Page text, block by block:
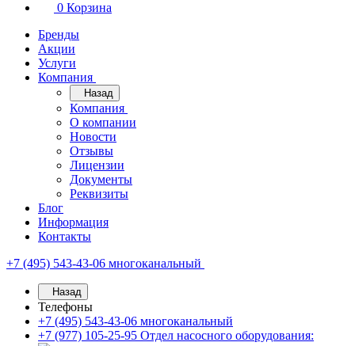
0 Корзина
Бренды
Акции
Услуги
Компания
Назад
Компания
О компании
Новости
Отзывы
Лицензии
Документы
Реквизиты
Блог
Информация
Контакты
+7 (495) 543-43-06 многоканальный
Назад
Телефоны
+7 (495) 543-43-06 многоканальный
+7 (977) 105-25-95 Отдел насосного оборудования: